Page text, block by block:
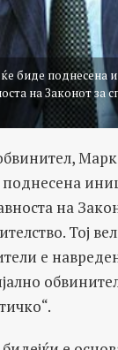
биде поднесена
на Законот за
на
Тој
е